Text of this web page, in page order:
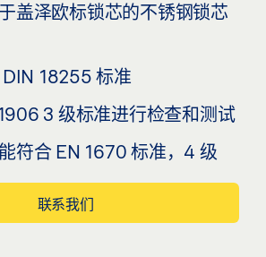
盖泽欧标锁芯的不锈钢锁芯
18255 标准
3 级标准进行检查和测试
符合 EN 1670 标准，4 级
联系我们